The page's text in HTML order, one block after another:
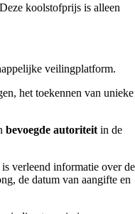
koolstofprijs is alleen
veilingplatform.
het toekennen van unieke
bevoegde autoriteit in de
verleend informatie over de
de datum van aangifte en